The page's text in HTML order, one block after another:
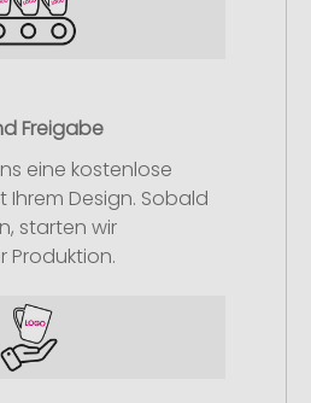
Freigabe
eine kostenlose
Ihrem Design. Sobald
starten wir
Produktion.